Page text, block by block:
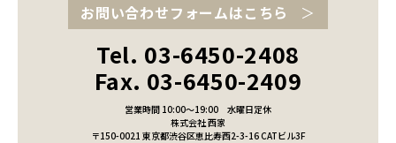
お問い合わせフォームはこちら
Tel. 03-6450-2408
Fax. 03-6450-2409
営業時間 10:00～19:00
水曜日定休
株式会社 西家
〒150-0021 東京都渋谷区恵比寿西2-3-16 CATビル3F